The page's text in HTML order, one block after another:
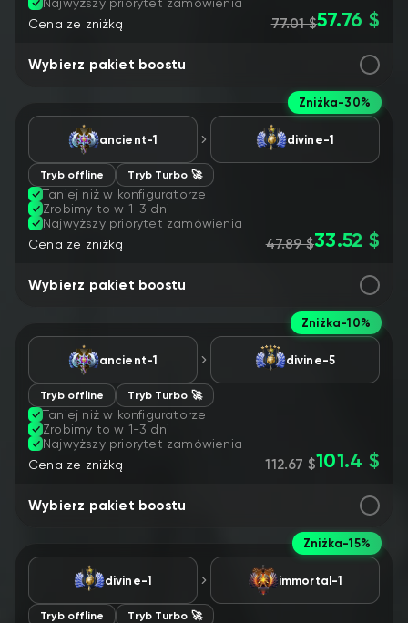
Cena ze zniżką
77.01 $57.76 $
Wybierz pakiet boostu
Zniżka-30%
ancient-1 divine-1
Tryb offline Tryb Turbo 🚀
Taniej niż w konfiguratorze
Zrobimy to w 1-3 dni
Najwyższy priorytet zamówienia
Cena ze zniżką
47.89 $33.52 $
Wybierz pakiet boostu
Zniżka-10%
ancient-1 divine-5
Tryb offline Tryb Turbo 🚀
Taniej niż w konfiguratorze
Zrobimy to w 1-3 dni
Najwyższy priorytet zamówienia
Cena ze zniżką
112.67 $101.4 $
Wybierz pakiet boostu
Zniżka-15%
divine-1 immortal-1
Tryb offline Tryb Turbo 🚀